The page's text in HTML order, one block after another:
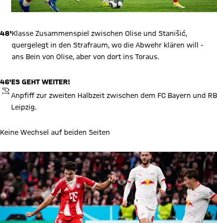
48'Klasse Zusammenspiel zwischen Olise und Stanišić,
quergelegt in den Strafraum, wo die Abwehr klären will -
ans Bein von Olise, aber von dort ins Toraus.
46'
ANPFIFF
ES GEHT WEITER!
Anpfiff zur zweiten Halbzeit zwischen dem FC Bayern und RB
Leipzig.
Keine Wechsel auf beiden Seiten